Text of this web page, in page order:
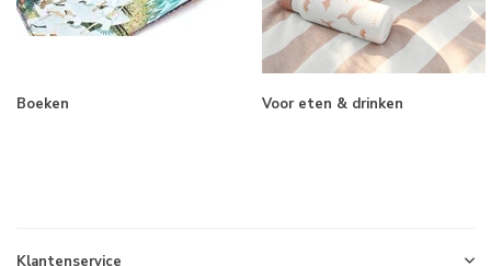
Boeken Voor eten & drinken
Klantenservice